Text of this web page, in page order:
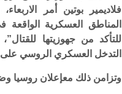
فلاديمير بوتين أمر
المناطق العسكرية الواقعة
للتأكد من جهوزيتها
التدخل العسكري الروسي على
وتزامن ذلك معإعلان روسيا